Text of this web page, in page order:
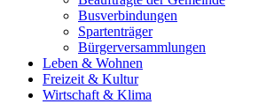
Busverbindungen
Spartenträger
Bürgerversammlungen
Leben & Wohnen
Freizeit & Kultur
Wirtschaft & Klima